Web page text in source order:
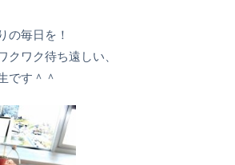
の毎日を！
クワク待ち遠しい、
です＾＾